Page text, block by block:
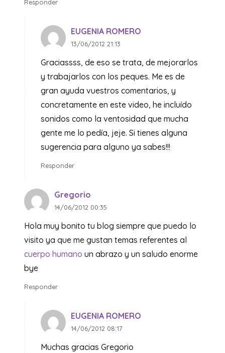
Responder
EUGENIA ROMERO
13/06/2012 21:13
Graciassss, de eso se trata, de mejorarlos
y trabajarlos con los peques. Me es de
gran ayuda vuestros comentarios, y
concretamente en este video, he incluído
sonidos como la ventosidad que mucha
gente me lo pedía, jeje. Si tienes alguna
sugerencia para alguno ya sabes!!!
Responder
Gregorio
14/06/2012 00:35
Hola muy bonito tu blog siempre que puedo lo
visito ya que me gustan temas referentes al
cuerpo humano un abrazo y un saludo enorme
bye
Responder
EUGENIA ROMERO
14/06/2012 08:17
Muchas gracias Gregorio